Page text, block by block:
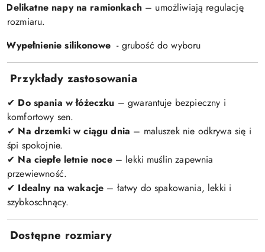
Delikatne napy na ramionkach– umożliwiają regulację
rozmiaru.
Wypełnienie silikonowe - grubość do wyboru
Przykłady zastosowania
✔ Do spania w łóżeczku – gwarantuje bezpieczny i
komfortowy sen.
✔ Na drzemki w ciągu dnia – maluszek nie odkrywa się i
śpi spokojnie.
✔ Na ciepłe letnie noce– lekki muślin zapewnia
przewiewność.
✔ Idealny na wakacje – łatwy do spakowania, lekki i
szybkoschnący.
Dostępne rozmiary